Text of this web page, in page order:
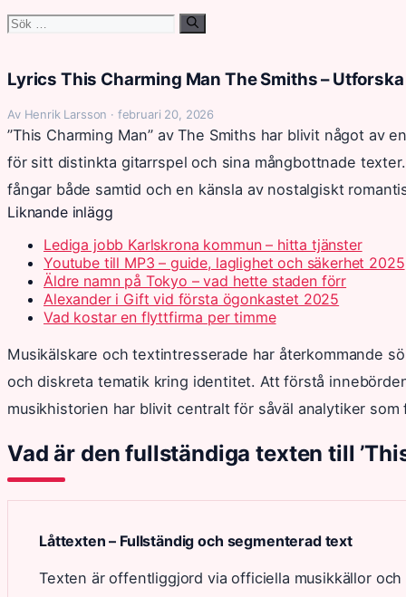
Sök
Lyrics This Charming Man The Smiths –
Av Henrik Larsson · februari 20, 2026
”This Charming Man” av The Smiths har blivit något av
för sitt distinkta gitarrspel och sina mångbottnade
fångar både samtid och en känsla av nostalgiskt
Liknande inlägg
Lediga jobb Karlskrona kommun – hitta tjänster
Youtube till MP3 – guide, laglighet och säkerhet 2025
Äldre namn på Tokyo – vad hette staden förr
Alexander i Gift vid första ögonkastet 2025
Vad kostar en flyttfirma per timme
Musikälskare och textintresserade har återkommande
och diskreta tematik kring identitet. Att förstå
musikhistorien har blivit centralt för såväl analytiker som
Vad är den fullständiga texten till
Låttexten – Fullständig och segmenterad text
Texten är offentliggjord via officiella musikkällor